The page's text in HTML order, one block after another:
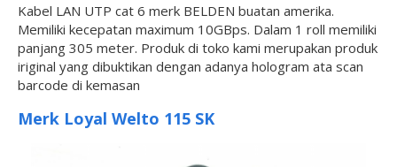
Kabel LAN UTP cat 6 merk BELDEN buatan amerika.
Memiliki kecepatan maximum 10GBps. Dalam 1 roll memiliki
panjang 305 meter. Produk di toko kami merupakan produk
iriginal yang dibuktikan dengan adanya hologram ata scan
barcode di kemasan
Merk Loyal Welto 115 SK